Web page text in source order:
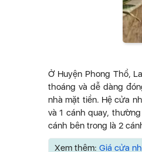
Ở Huyện Phong Thổ,
thoáng và dễ dàng
nhà mặt tiền. Hệ cửa
và 1 cánh quay,
cánh bên trong là 2
Xem thêm: Giá cửa